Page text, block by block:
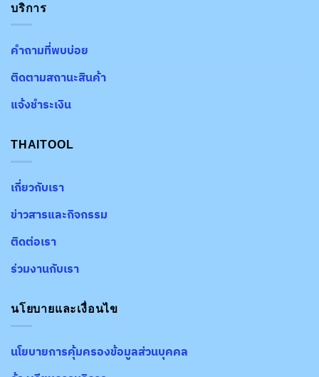
บริการ
คำถามที่พบบ่อย
ติดตามสถานะสินค้า
แจ้งชำระเงิน
THAITOOL
เกี่ยวกับเรา
ข่าวสารและกิจกรรม
ติดต่อเรา
ร่วมงานกับเรา
นโยบายและเงื่อนไข
นโยบายการคุ้มครองข้อมูลส่วนบุคคล